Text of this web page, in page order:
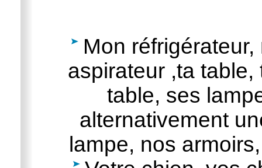
Mon
aspirateur ,ta table,
table, ses
alternativement
lampe, nos